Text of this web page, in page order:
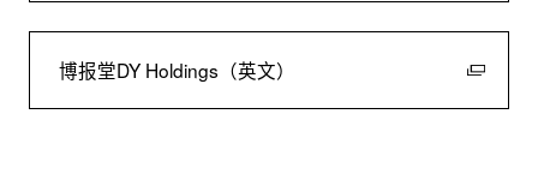
博报堂DY Holdings（英文）